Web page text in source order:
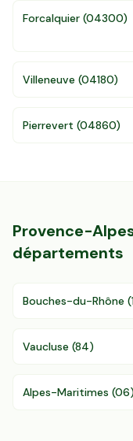
Forcalquier (04300)
Villeneuve (04180)
Pierrevert (04860)
Provence-
départements
Bouches-du-Rhône (
Vaucluse (84)
Alpes-Maritimes (06